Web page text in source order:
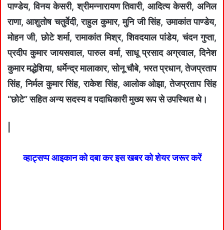
पाण्डेय, विनय केसरी, श्रीमन्नारायण तिवारी, आदित्य केसरी, अनिल
राणा, आशुतोष चतुर्वेदी, राहुल कुमार, मुनि जी सिंह, उमाकांत पाण्डेय,
मोहन जी, छोटे शर्मा, रामाकांत मिश्र, शिवदयाल पांडेय, चंदन गुप्ता,
प्रदीप कुमार जायसवाल, पारुल वर्मा, साधू प्रसाद अग्रवाल, दिनेश
कुमार मद्धेशिया, धर्मेन्द्र मालाकार, सोनू चौबे, भरत प्रधान, तेजप्रताप
सिंह, निर्मल कुमार सिंह, राकेश सिंह, आलोक ओझा, तेजप्रताप सिंह
“छोटे” सहित अन्य सदस्य व पदाधिकारी मुख्य रूप से उपस्थित थे।
व्हाट्सप्प आइकान को दबा कर इस खबर को शेयर जरूर करें